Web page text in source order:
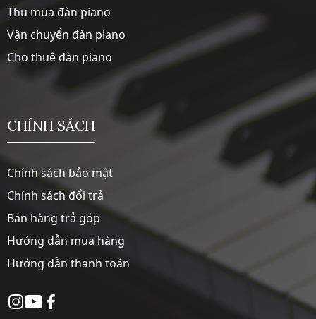
Thu mua đàn piano
Vận chuyển đàn piano
Cho thuê đàn piano
CHÍNH SÁCH
Chính sách bảo mật
Chính sách đổi trả
Bán hàng trả góp
Hướng dẫn mua hàng
Hướng dẫn thanh toán